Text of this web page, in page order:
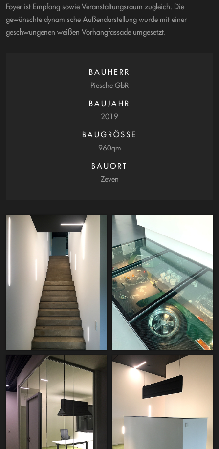
Foyer ist Empfang sowie Veranstaltungsraum zugleich. Die
gewünschte dynamische Außendarstellung wurde mit einer
geschwungenen weißen Vorhangfassade umgesetzt.
BAUHERR
Piesche GbR
BAUJAHR
2019
BAUGRÖSSE
960qm
BAUORT
Zeven